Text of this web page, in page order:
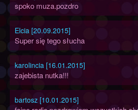
spoko muza.pozdro
Elcia [20.09.2015]
Super się tego słucha
karolincia [16.01.2015]
zajebista nutka!!!
bartosz [10.01.2015]